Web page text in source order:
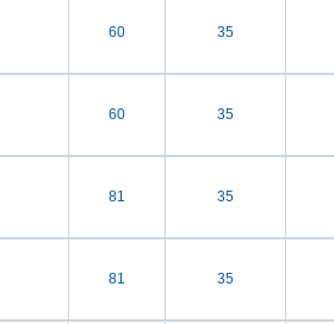
60 35
60 35
81 35
81 35